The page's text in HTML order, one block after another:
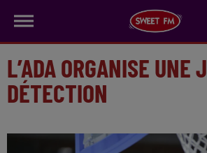
L’ADA ORGANISE UNE
DÉTECTION